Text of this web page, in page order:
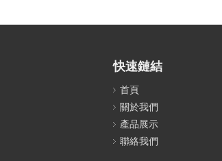
快速鏈結
首頁
關於我們
產品展示
聯絡我們